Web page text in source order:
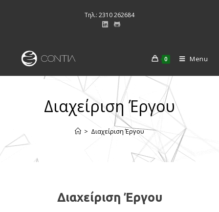
Τηλ.: 2310 262684
0 Menu
Διαχείριση Έργου
> Διαχείριση Έργου
Διαχείριση Έργου